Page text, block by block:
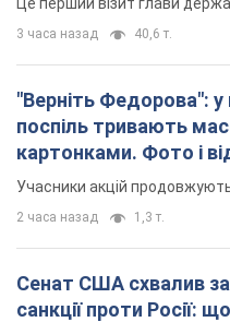
Це перший візит глави
3 часа назад 40,6 т.
"Верніть Федорова": у
поспіль тривають
картонками. Фото і
Учасники акцій
2 часа назад 1,3 т.
Сенат США схвалив
санкції проти Росії: